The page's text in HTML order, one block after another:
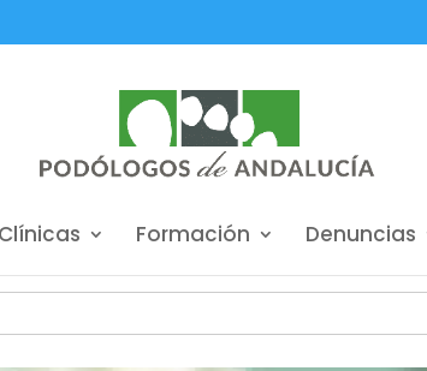
Clínicas Formación Denuncias